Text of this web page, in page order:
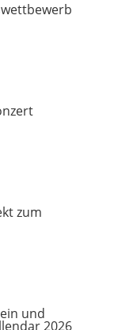
zum
und
2026